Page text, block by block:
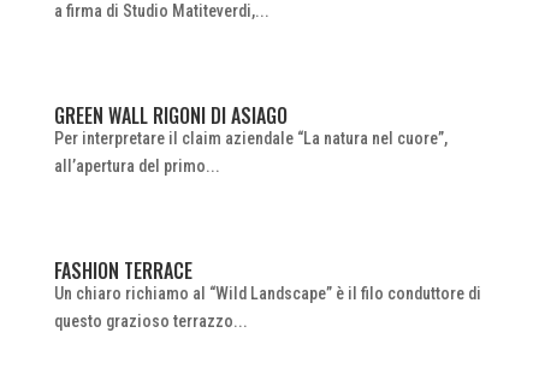
a firma di Studio Matiteverdi,...
GREEN WALL RIGONI DI ASIAGO
Per interpretare il claim aziendale “La natura nel cuore”,
all’apertura del primo...
FASHION TERRACE
Un chiaro richiamo al “Wild Landscape” è il filo conduttore di
questo grazioso terrazzo...